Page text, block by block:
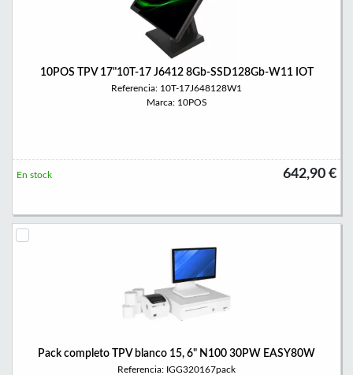
10POS TPV 17"10T-17 J6412 8Gb-SSD128Gb-W11 IOT
Referencia: 10T-17J648128W1
Marca: 10POS
642,90 €
En stock
Pack completo TPV blanco 15, 6" N100 30PW EASY80W
Referencia: IGG320167pack